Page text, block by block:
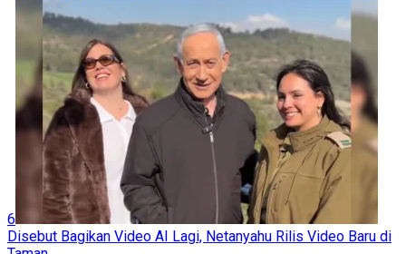
6
Disebut Bagikan Video AI Lagi, Netanyahu Rilis Video Baru di